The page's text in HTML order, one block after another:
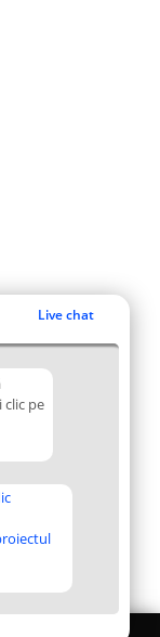
Live chat
clic pe